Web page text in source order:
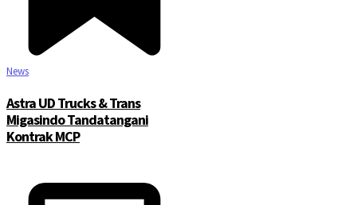
News
Astra UD Trucks & Trans
Migasindo Tandatangani
Kontrak MCP